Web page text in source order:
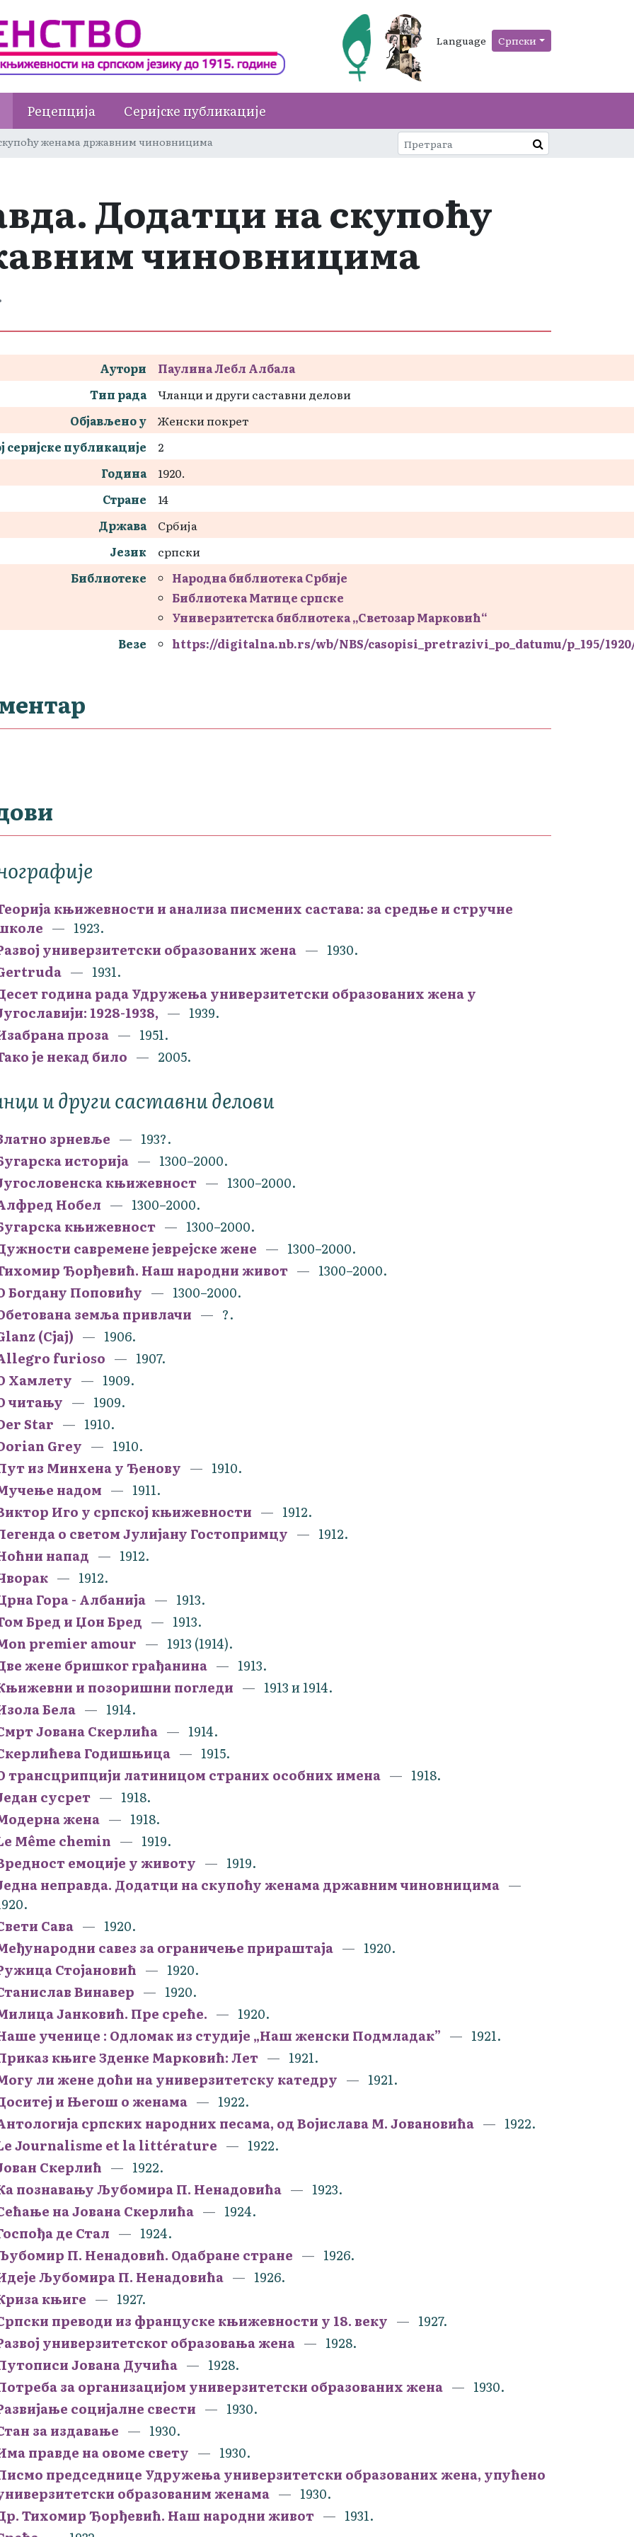
Language Српски
Рецепција Серијске публикације
женама државним чиновницима
Додатци на скупоћу
чиновницима
Аутори
Паулина Лебл Албала
Тип рада
Чланци и други саставни делови
Објављено у
Женски покрет
серијске публикације
2
Година
1920.
Стране
14
Држава
Србија
Језик
српски
Библиотеке
Народна библиотека Србије
Библиотека Матице српске
Универзитетска библиотека „Светозар Марковић“
Везе
https://digitalna.nb.rs/wb/NBS/casopisi_pretrazivi_po_datumu/p_195/
књижевности и анализа писмених састава: за средње и стручне
1923.
универзитетски образованих жена
1930.
1931.
година рада Удружења универзитетски образованих жена у
1928-1938,
1939.
проза
1951.
је некад било
2005.
и други саставни делови
зрневље
193?.
историја
1300–2000.
књижевност
1300–2000.
Нобел
1300–2000.
књижевност
1300–2000.
савремене јеврејске жене
1300–2000.
Ђорђевић. Наш народни живот
1300–2000.
Богдану Поповићу
1300–2000.
земља привлачи
?.
(Сјај)
1906.
furioso
1907.
Хамлету
1909.
читању
1909.
Star
1910.
Grey
1910.
из Минхена у Ђенову
1910.
надом
1911.
Иго у српској књижевности
1912.
о светом Јулијану Гостопримцу
1912.
напад
1912.
1912.
Гора - Албанија
1913.
Бред и Џон Бред
1913.
premier amour
1913 (1914).
жене бришког грађанина
1913.
и позоришни погледи
1913 и 1914.
Бела
1914.
Јована Скерлића
1914.
Годишњица
1915.
трансцрипцији латиницом страних особних имена
1918.
сусрет
1918.
жена
1918.
Même chemin
1919.
емоције у животу
1919.
неправда. Додатци на скупоћу женама државним чиновницима
Сава
1920.
савез за ограничење прираштаја
1920.
Стојановић
1920.
Винавер
1920.
Јанковић. Пре среће.
1920.
ученице : Oдломак из студије „Наш женски Подмладак”
1921.
књиге Зденке Марковић: Лет
1921.
ли жене доћи на универзитетску катедру
1921.
и Његош о женама
1922.
српских народних песама, од Војислава М. Јовановића
1922.
Journalisme et la littérature
1922.
Скерлић
1922.
познавању Љубомира П. Ненадовића
1923.
на Јована Скерлића
1924.
де Стал
1924.
П. Ненадовић. Одабране стране
1926.
Љубомира П. Ненадовића
1926.
књиге
1927.
преводи из француске књижевности у 18. веку
1927.
универзитетског образовања жена
1928.
Јована Дучића
1928.
за организацијом универзитетски образованих жена
1930.
социјалне свести
1930.
за издавање
1930.
правде на овоме свету
1930.
председнице Удружења универзитетски образованих жена, упућено
образованим женама
1930.
Тихомир Ђорђевић. Наш народни живот
1931.